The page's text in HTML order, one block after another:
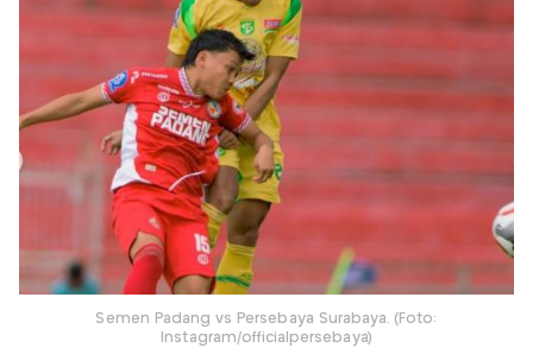
Semen Padang vs Persebaya Surabaya. (Foto:
Instagram/officialpersebaya)